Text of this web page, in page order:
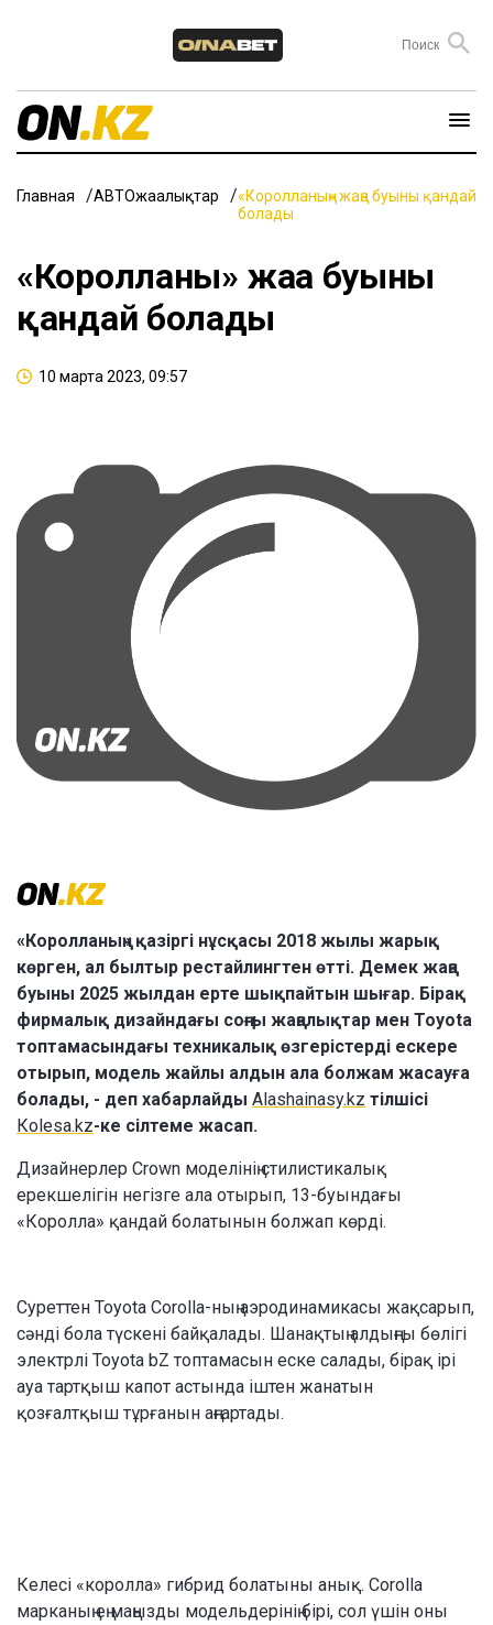
Главная АВТОжаңалықтар
«Королланың» жаңа буыны қандай
болады
«Королланың» жаңа буыны
қандай болады
10 марта 2023, 09:57
«Королланың» қазіргі нұсқасы 2018 жылы жарық
көрген, ал былтыр рестайлингтен өтті. Демек жаңа
буыны 2025 жылдан ерте шықпайтын шығар. Бірақ
фирмалық дизайндағы соңғы жаңалықтар мен Toyota
топтамасындағы техникалық өзгерістерді ескере
отырып, модель жайлы алдын ала болжам жасауға
болады, - деп хабарлайды Alashainasy.kz тілшісі
Кolesa.kz-ке сілтеме жасап.
Дизайнерлер Crown моделінің стилистикалық
ерекшелігін негізге ала отырып, 13-буындағы
«Королла» қандай болатынын болжап көрді.
Суреттен Toyota Corolla-ның аэродинамикасы жақсарып,
сәнді бола түскені байқалады. Шанақтың алдыңғы бөлігі
электрлі Toyota bZ топтамасын еске салады, бірақ ірі
ауа тартқыш капот астында іштен жанатын
қозғалтқыш тұрғанын аңғартады.
Келесі «королла» гибрид болатыны анық. Corolla
марканың ең маңызды модельдерінің бірі, сол үшін оны